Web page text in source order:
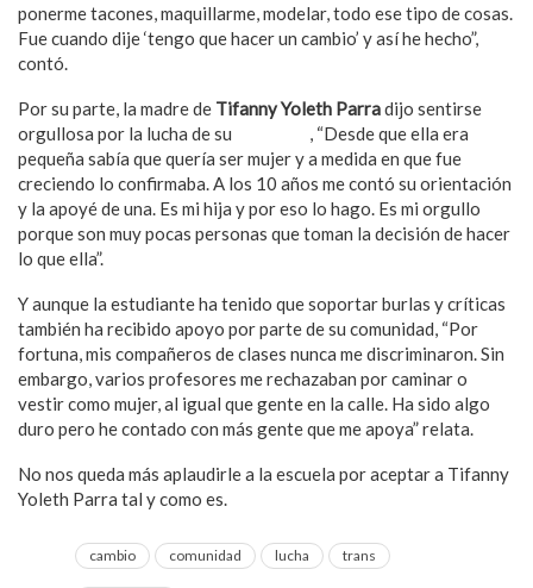
ponerme tacones, maquillarme, modelar, todo ese tipo de cosas.
Fue cuando dije ‘tengo que hacer un cambio’ y así he hecho”,
contó.
Por su parte, la madre de Tifanny Yoleth Parradijo sentirse
orgullosa por la lucha de su
, “Desde que ella era
pequeña sabía que quería ser mujer y a medida en que fue
creciendo lo confirmaba. A los 10 años me contó su orientación
y la apoyé de una. Es mi hija y por eso lo hago. Es mi orgullo
porque son muy pocas personas que toman la decisión de hacer
lo que ella”.
Y aunque la estudiante ha tenido que soportar burlas y críticas
también ha recibido apoyo por parte de su comunidad, “Por
fortuna, mis compañeros de clases nunca me discriminaron. Sin
embargo, varios profesores me rechazaban por caminar o
vestir como mujer, al igual que gente en la calle. Ha sido algo
duro pero he contado con más gente que me apoya” relata.
No nos queda más aplaudirle a la escuela por aceptar a Tifanny
Yoleth Parra tal y como es.
cambio comunidad lucha trans